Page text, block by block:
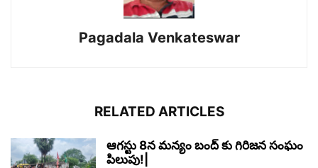
Pagadala Venkateswar
RELATED ARTICLES
ఆగస్టు 8న మన్యం బంద్ కు గిరిజన సంఘం
పిలుపు!|